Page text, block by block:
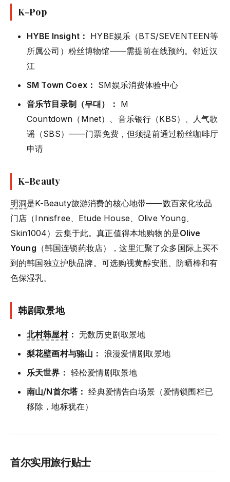
K-Pop
HYBE Insight： HYBE娱乐（BTS/SEVENTEEN等
所属公司）粉丝博物馆——需提前在线预约。邻近汉
江
SM Town Coex： SM娱乐消费体验中心
音乐节目录制（무대）： M
Countdown（Mnet）、音乐银行（KBS）、人气歌
谣（SBS）——门票免费，但须提前通过粉丝咖啡厅
申请
K-Beauty
明洞是K-Beauty旅游消费的核心地带——数百家化妆品
门店（Innisfree、Etude House、Olive Young、
Skin1004）云集于此。真正值得本地购物的是Olive
Young （韩国连锁药妆店），这里汇聚了众多国际上买不
到的韩国独立护肤品牌。可选购视黄醇安瓶、防晒棒和有
色保湿乳。
韩剧取景地
北村韩屋村： 无数历史剧取景地
梨花壁画村与骆山： 浪漫爱情剧取景地
乐天世界： 轻松爱情剧取景地
南山/N首尔塔： 经典爱情告白场景（爱情锁围栏已
移除，地标犹在）
首尔实用旅行贴士